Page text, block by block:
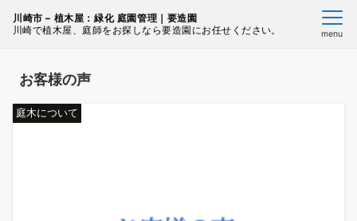
川崎市 – 植木屋：緑化 庭園管理｜要造園
川崎で植木屋、庭師をお探しなら要造園にお任せください。
menu
お客様の声
庭木について